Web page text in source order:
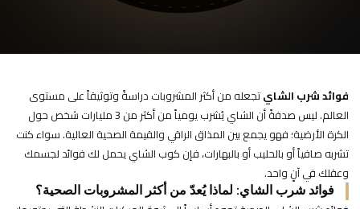
فوائد شرب الشايتجعله من أكثر المشروبات دراسةً وتوثيقاً على مستوى
العالم. ليس صدفةً أن الشاي يُشرب يومياً من أكثر من 3 مليارات شخص حول
الكرة الأرضية؛ فهو يجمع بين المذاق الراقي والقيمة الصحية العالية. سواء كنت
تشربه صافياً أو بالحليب أو بالبهارات، فإن كوب الشاي يحمل لك فوائد لجسمك
وعقلك في آنٍ واحد.
فوائد شرب الشاي: لماذا يُعدّ من أكثر المشروبات الصحية؟